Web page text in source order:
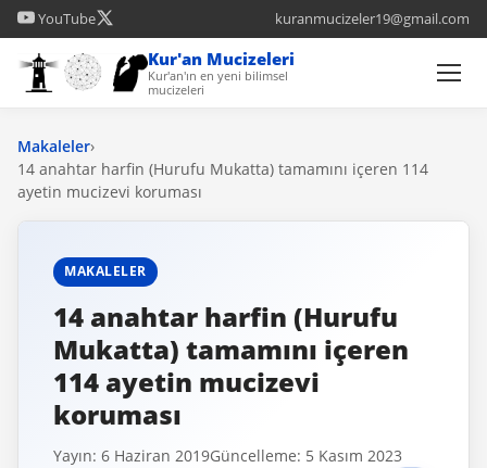
YouTube kuranmucizeler19@gmail.com
Kur'an Mucizeleri
Kur'an'ın en yeni bilimsel
mucizeleri
Makaleler›
14 anahtar harfin (Hurufu Mukatta) tamamını içeren 114
ayetin mucizevi koruması
MAKALELER
14 anahtar harfin (Hurufu
Mukatta) tamamını içeren
114 ayetin mucizevi
koruması
Yayın: 6 Haziran 2019Güncelleme: 5 Kasım 2023